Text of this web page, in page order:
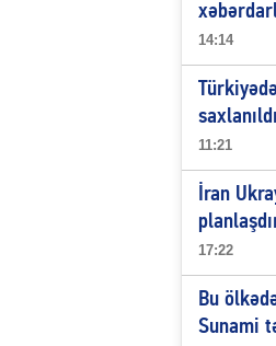
14:14
saxlanıldı
11:21
İran
17:22
Bu
Sunami